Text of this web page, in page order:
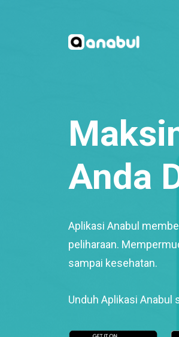
Anda
Aplikasi Anabul
peliharaan.
sampai kesehatan.
Unduh Aplikasi Anabul